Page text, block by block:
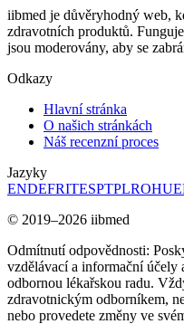
iibmed je důvěryhodný web,
zdravotních produktů.
jsou moderovány, aby se
Odkazy
Hlavní stránka
O našich stránkách
Náš recenzní proces
Jazyky
ENDEFRITESPTPLROHU
© 2019–2026 iibmed
Odmítnutí odpovědnosti:
vzdělávací a informační účely
odbornou lékařskou radu.
zdravotnickým odborníkem,
nebo provedete změny ve